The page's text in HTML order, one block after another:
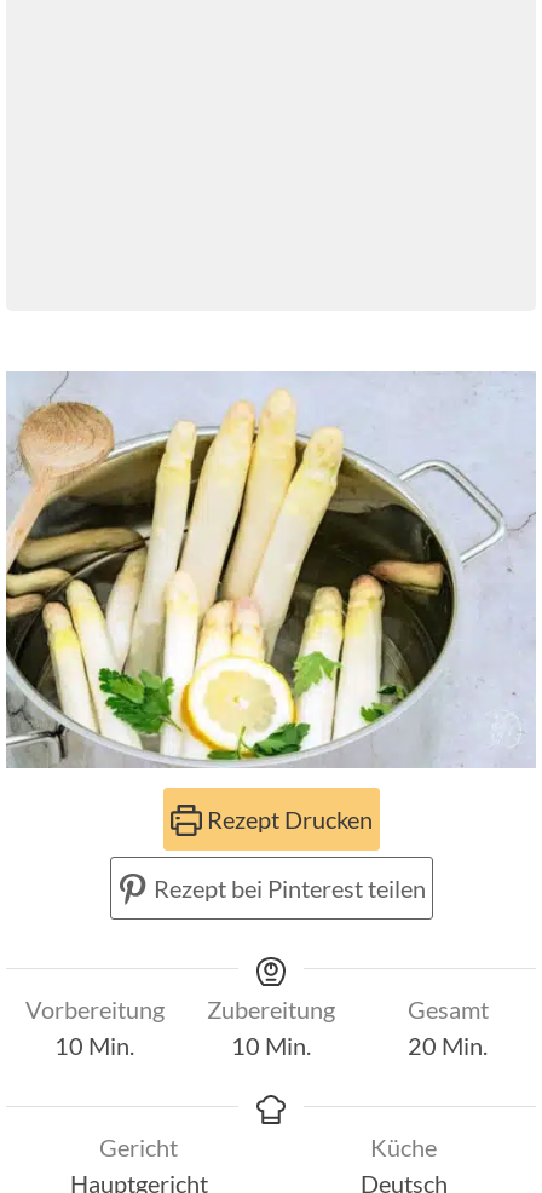
Rezept Drucken
Rezept bei Pinterest teilen
Vorbereitung
10 Minuten
Min.
Zubereitung
10 Minuten
Min.
Gesamt
20 Minuten
Min.
Gericht
Hauptgericht
Küche
Deutsch